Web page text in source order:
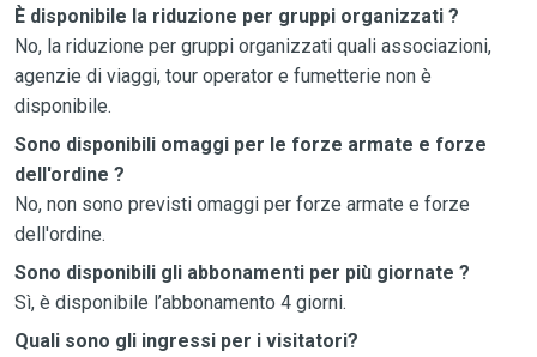
È disponibile la riduzione per gruppi organizzati ?
No, la riduzione per gruppi organizzati quali associazioni,
agenzie di viaggi, tour operator e fumetterie non è
disponibile.
Sono disponibili omaggi per le forze armate e forze
dell'ordine ?
No, non sono previsti omaggi per forze armate e forze
dell'ordine.
Sono disponibili gli abbonamenti per più giornate ?
Sì, è disponibile l’abbonamento 4 giorni.
Quali sono gli ingressi per i visitatori?